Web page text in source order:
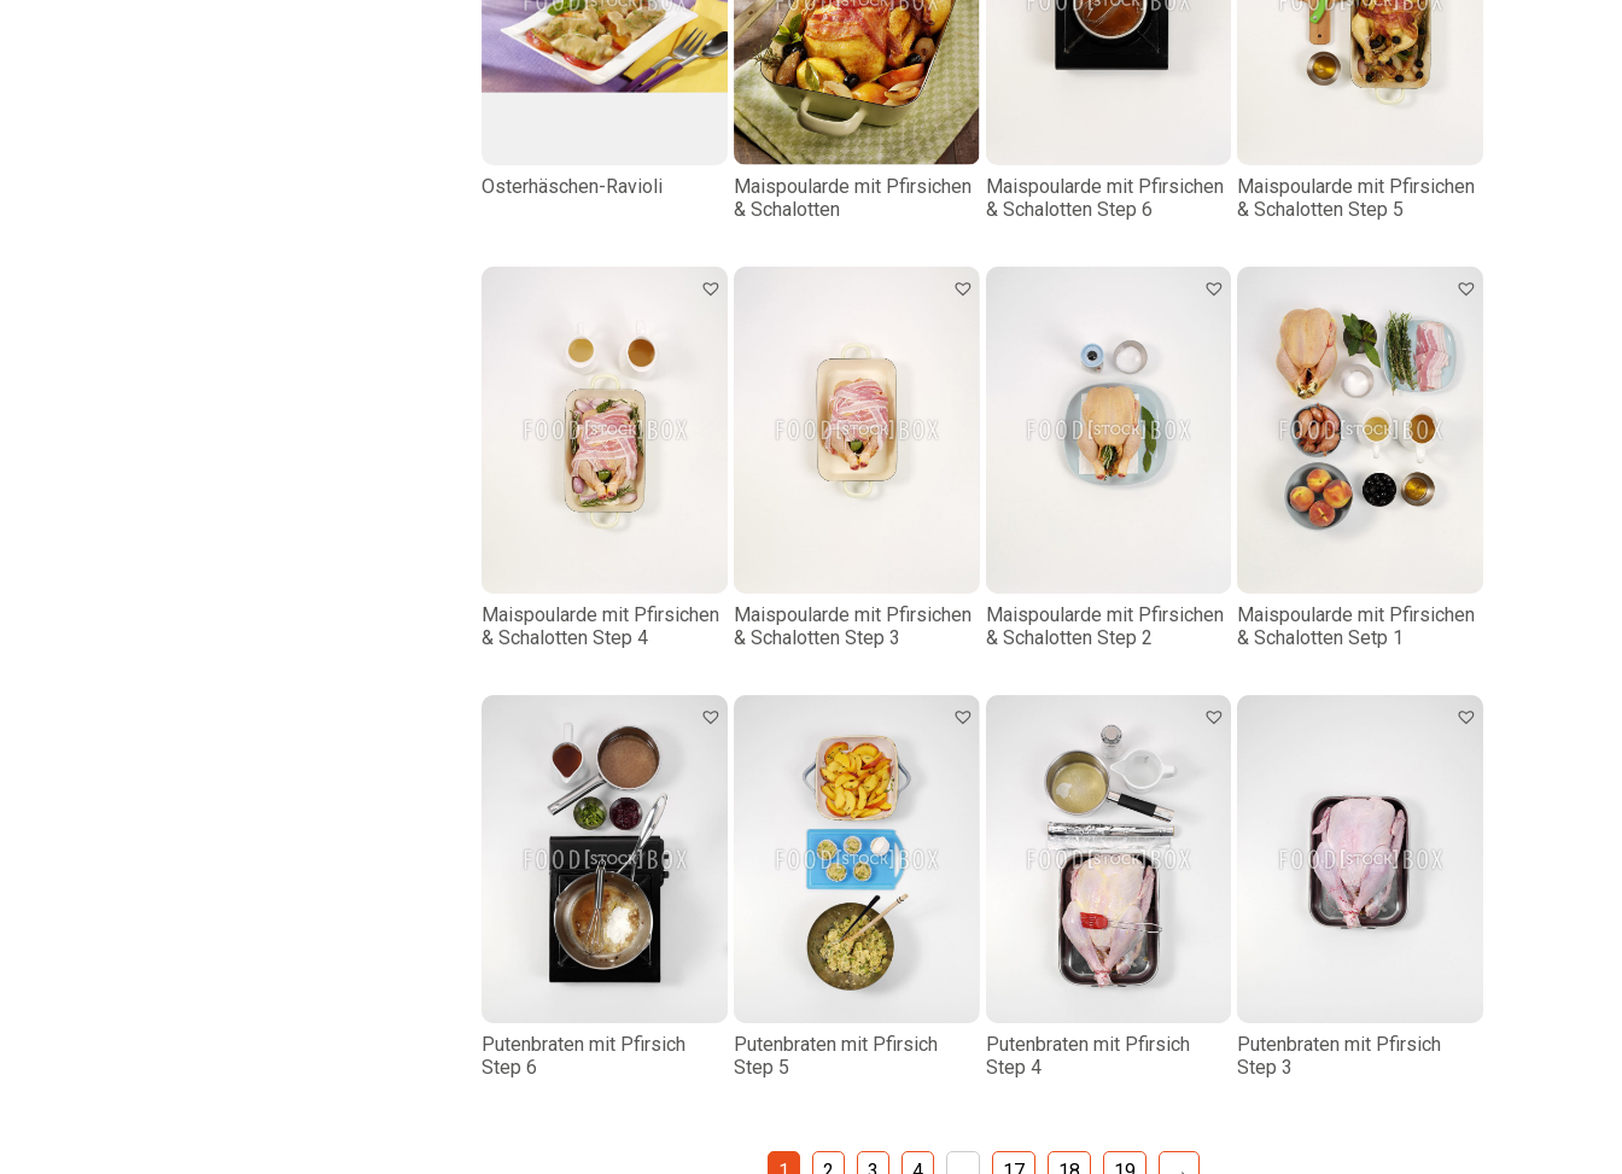
Osterhäschen-Ravioli
Maispoularde mit Pfirsichen
& Schalotten
Maispoularde mit Pfirsichen
& Schalotten Step 6
Maispoularde mit Pfirsichen
& Schalotten Step 5
Maispoularde mit Pfirsichen
& Schalotten Step 4
Maispoularde mit Pfirsichen
& Schalotten Step 3
Maispoularde mit Pfirsichen
& Schalotten Step 2
Maispoularde mit Pfirsichen
& Schalotten Setp 1
Putenbraten mit Pfirsich
Step 6
Putenbraten mit Pfirsich
Step 5
Putenbraten mit Pfirsich
Step 4
Putenbraten mit Pfirsich
Step 3